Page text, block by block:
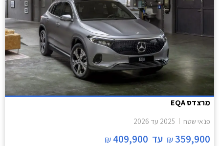
מרצדס EQA
פנאי שטח 2025 עד 2026
359,900
₪ עד 409,900
₪